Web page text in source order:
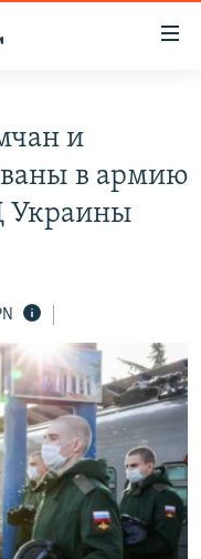
СОПРОТИВЛЕНИЯ
и
в армию
Украины